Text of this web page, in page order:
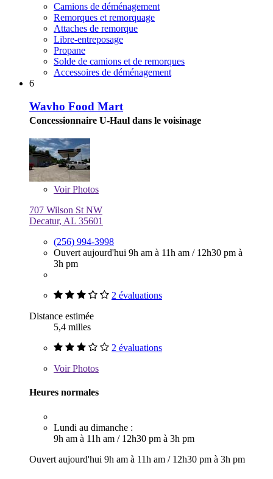
Camions de déménagement
Remorques et remorquage
Attaches de remorque
Libre-entreposage
Propane
Solde de camions et de remorques
Accessoires de déménagement
6
Wavho Food Mart
Concessionnaire U-Haul dans le voisinage
VoirPhotos
707 Wilson St NW
Decatur, AL 35601
(256) 994-3998
Ouvert aujourd'hui 9h am à 11h am / 12h30 pm à
3h pm
2 évaluations
Distance estimée
5,4 milles
2 évaluations
VoirPhotos
Heures normales
Lundi au dimanche :
9h am à 11h am / 12h30 pm à 3h pm
Ouvert aujourd'hui 9h am à 11h am / 12h30 pm à 3h pm